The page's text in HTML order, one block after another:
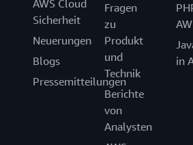
AWS Cloud
Sicherheit
Neuerungen
Blogs
Pressemitteilungen
Fragen
zu
Produkt
und
Technik
Berichte
von
Analysten
in